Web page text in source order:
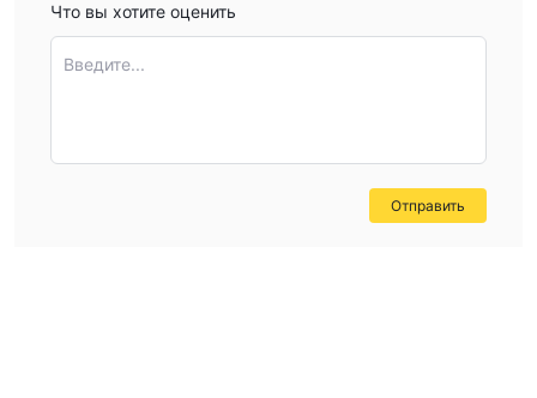
Что вы хотите оценить
Введите...
Отправить